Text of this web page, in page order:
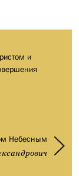
и
Небесным